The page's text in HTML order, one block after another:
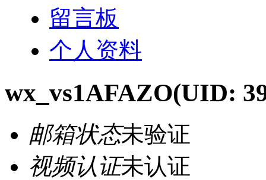
留言板
个人资料
wx_vs1AFAZO(UID:
邮箱状态未验证
视频认证未认证